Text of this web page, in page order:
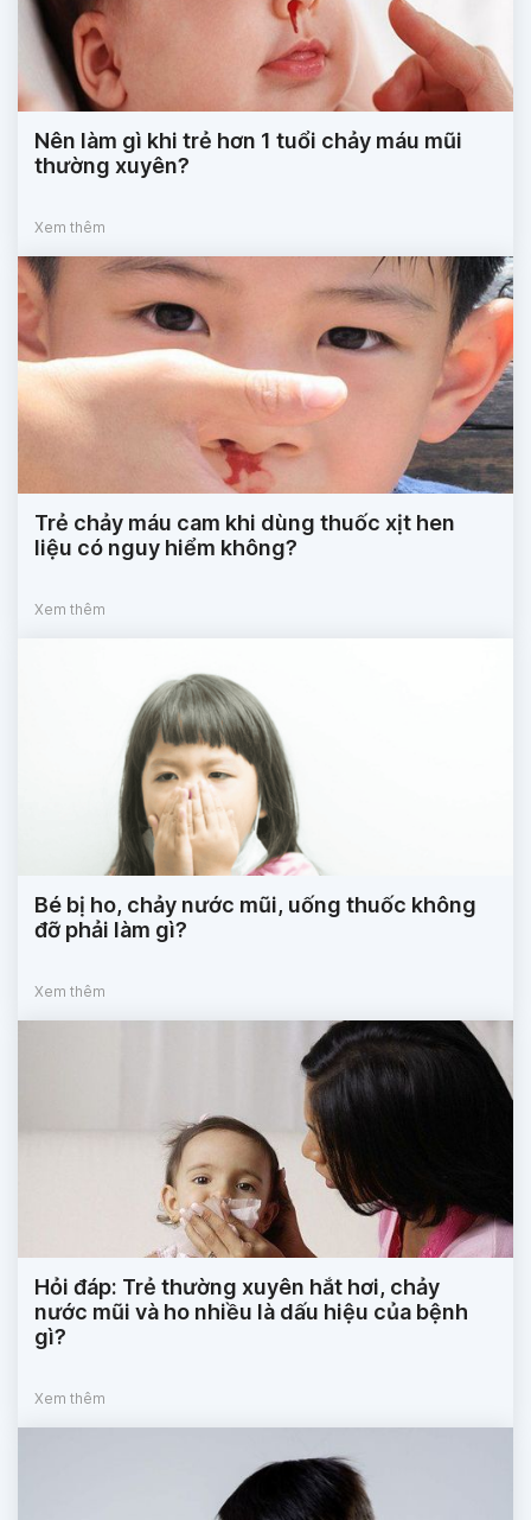
Nên làm gì khi trẻ hơn 1 tuổi chảy máu mũi
thường xuyên?
Xem thêm
Trẻ chảy máu cam khi dùng thuốc xịt hen
liệu có nguy hiểm không?
Xem thêm
Bé bị ho, chảy nước mũi, uống thuốc không
đỡ phải làm gì?
Xem thêm
Hỏi đáp: Trẻ thường xuyên hắt hơi, chảy
nước mũi và ho nhiều là dấu hiệu của bệnh
gì?
Xem thêm